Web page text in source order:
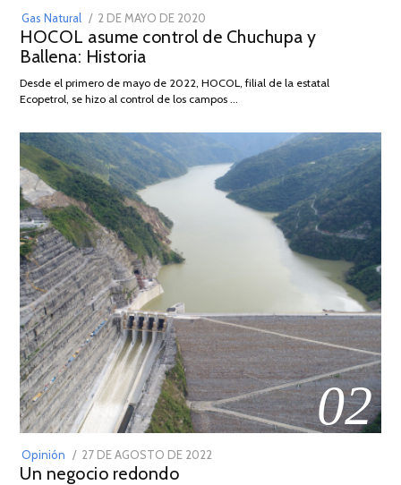
Gas Natural
POSTED
ON
2 DE MAYO DE 2020
DE
2026
HOCOL asume control de Chuchupa y
Ballena: Historia
Desde el primero de mayo de 2022, HOCOL, filial de la estatal
Ecopetrol, se hizo al control de los campos …
02
Opinión
POSTED
ON
27 DE AGOSTO DE 2022
Un negocio redondo